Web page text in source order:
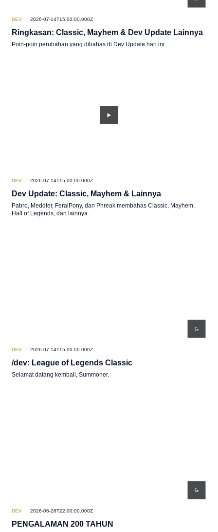
DEV 2026-07-14T15:00:00.000Z
Ringkasan: Classic, Mayhem & Dev Update Lainnya
Poin-poin perubahan yang dibahas di Dev Update hari ini.
DEV 2026-07-14T15:00:00.000Z
Dev Update: Classic, Mayhem & Lainnya
Pabro, Meddler, FeralPony, dan Phreak membahas Classic, Mayhem,
Hall of Legends, dan lainnya.
DEV 2026-07-14T15:00:00.000Z
/dev: League of Legends Classic
Selamat datang kembali, Summoner.
DEV 2026-06-26T22:00:00.000Z
PENGALAMAN 200 TAHUN